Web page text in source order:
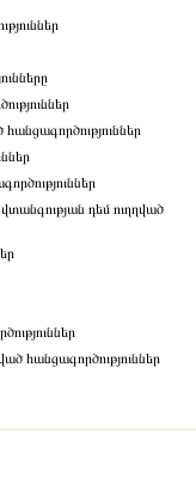
դեմ ուղղված
հանցագործություններ